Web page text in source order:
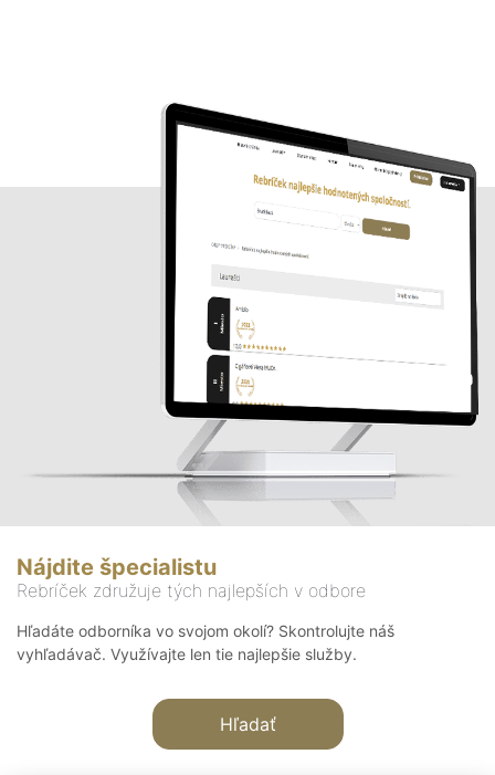
Nájdite špecialistu
Rebríček združuje tých najlepších v odbore
Hľadáte odborníka vo svojom okolí? Skontrolujte náš
vyhľadávač. Využívajte len tie najlepšie služby.
Hľadať